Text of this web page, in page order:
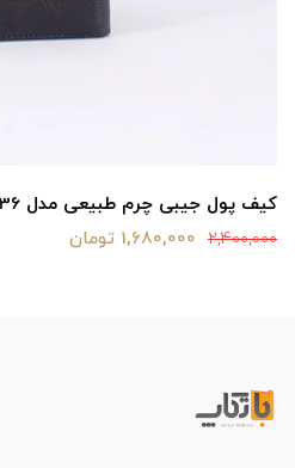
کیف پول جیبی چرم طبیعی مدل lp36
2,400,000 1,680,000 تومان